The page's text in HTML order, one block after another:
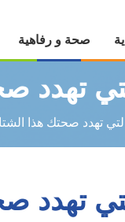
صحة و رفاهية
تهدد
تهدد صحتك هذا
تهدد